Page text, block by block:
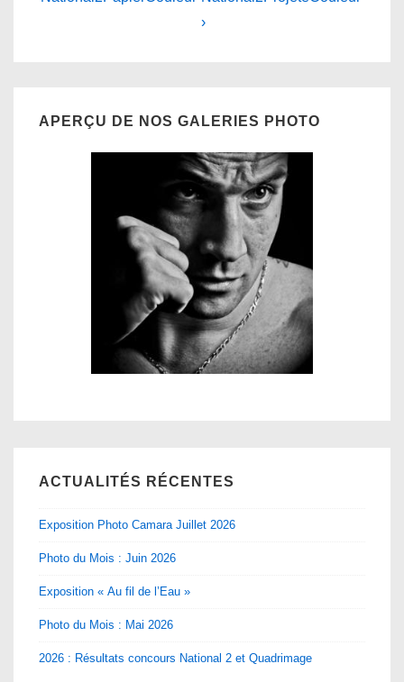
is
›
APERÇU DE NOS GALERIES PHOTO
ACTUALITÉS RÉCENTES
Exposition Photo Camara Juillet 2026
Photo du Mois : Juin 2026
Exposition « Au fil de l’Eau »
Photo du Mois : Mai 2026
2026 : Résultats concours National 2 et Quadrimage